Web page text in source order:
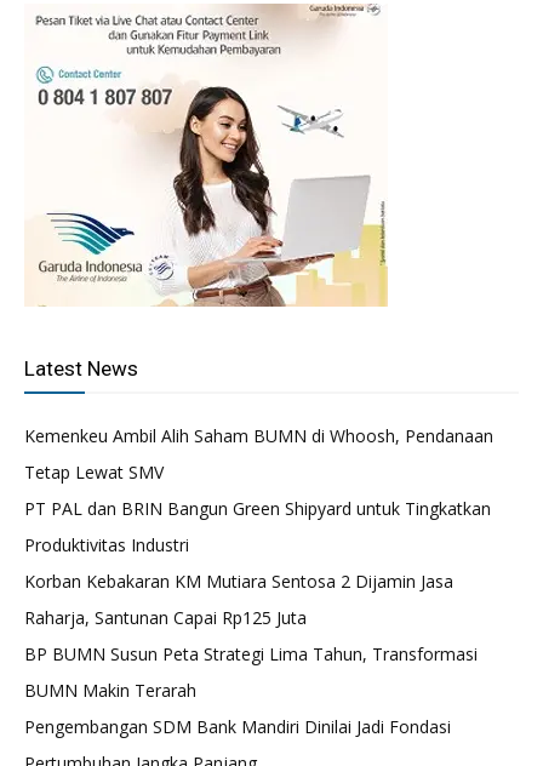
Latest News
Kemenkeu Ambil Alih Saham BUMN di Whoosh, Pendanaan
Tetap Lewat SMV
PT PAL dan BRIN Bangun Green Shipyard untuk Tingkatkan
Produktivitas Industri
Korban Kebakaran KM Mutiara Sentosa 2 Dijamin Jasa
Raharja, Santunan Capai Rp125 Juta
BP BUMN Susun Peta Strategi Lima Tahun, Transformasi
BUMN Makin Terarah
Pengembangan SDM Bank Mandiri Dinilai Jadi Fondasi